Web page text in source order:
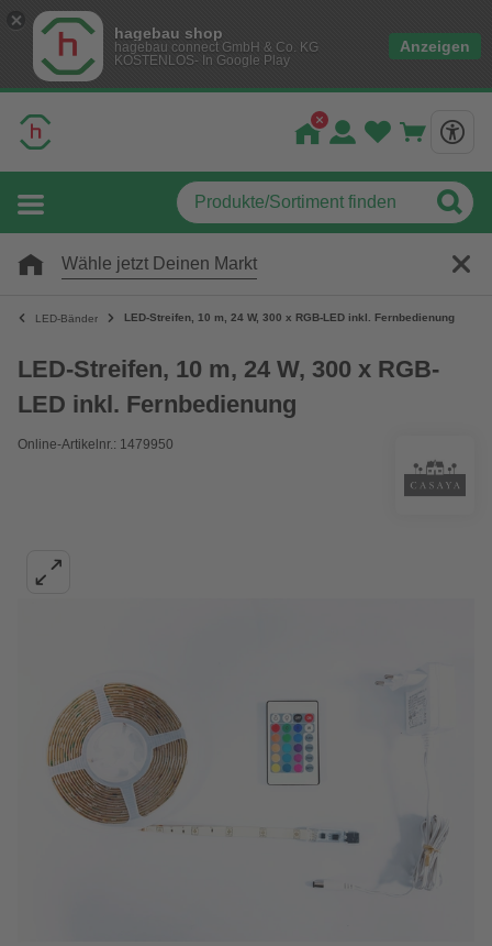
hagebau shop
hagebau connect GmbH & Co. KG
KOSTENLOS- In Google Play
Anzeigen
Wähle jetzt Deinen Markt
LED-Bänder LED-Streifen, 10 m, 24 W, 300 x RGB-LED inkl. Fernbedienung
LED-Streifen, 10 m, 24 W, 300 x RGB-
LED inkl. Fernbedienung
Online-Artikelnr.: 1479950